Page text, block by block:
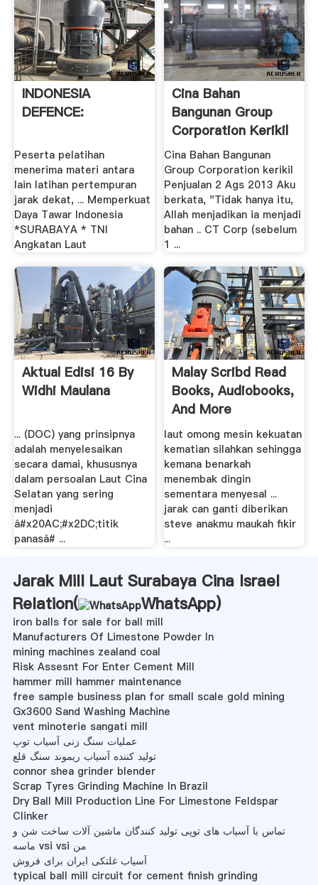
INDONESIA
DEFENCE:
Peserta pelatihan
menerima materi antara
lain latihan pertempuran
jarak dekat, ... Memperkuat
Daya Tawar Indonesia
*SURABAYA * TNI
Angkatan Laut
Cina Bahan
Bangunan Group
Corporation Kerikil
Mill .
Cina Bahan Bangunan
Group Corporation kerikil
Penjualan 2 Ags 2013 Aku
berkata, "Tidak hanya itu,
Allah menjadikan ia menjadi
bahan .. CT Corp (sebelum
1 ...
Aktual Edisi 16 By
Widhi Maulana
... (DOC) yang prinsipnya
adalah menyelesaikan
secara damai, khususnya
dalam persoalan Laut Cina
Selatan yang sering
menjadi
â#x20AC;#x2DC;titik
panasâ# ...
Malay Scribd Read
Books, Audiobooks,
And More
laut omong mesin kekuatan
kematian silahkan sehingga
kemana benarkah
menembak dingin
sementara menyesal ...
jarak can ganti diberikan
steve anakmu maukah fikir
...
Jarak Mill Laut Surabaya Cina Israel
Relation(
WhatsApp)
iron balls for sale for ball mill
Manufacturers Of Limestone Powder In
mining machines zealand coal
Risk Assesnt For Enter Cement Mill
hammer mill hammer maintenance
free sample business plan for small scale gold mining
Gx3600 Sand Washing Machine
vent minoterie sangati mill
عملیات سنگ زنی آسیاب توپ
تولید کننده آسیاب ریموند سنگ قلع
connor shea grinder blender
Scrap Tyres Grinding Machine In Brazil
Dry Ball Mill Production Line For Limestone Feldspar
Clinker
تماس با آسیاب های توپی تولید کنندگان ماشین آلات ساخت شن و
ماسه vsi vsi من
آسیاب غلتکی ایران برای فروش
typical ball mill circuit for cement finish grinding